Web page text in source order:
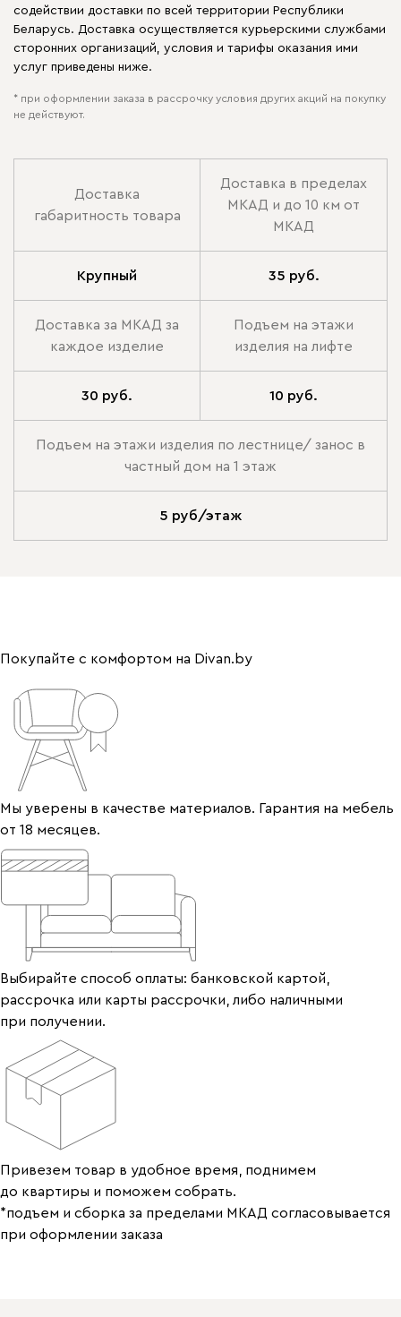
содействии доставки по всей территории Республики
Беларусь. Доставка осуществляется курьерскими службами
сторонних организаций, условия и тарифы оказания ими
услуг приведены ниже.
* при оформлении заказа в рассрочку условия других акций на покупку
не действуют.
Доставка
габаритность товара
Доставка в пределах
МКАД и до 10 км от
МКАД
Крупный 35 руб.
Доставка за МКАД за
каждое изделие
Подъем на этажи
изделия на лифте
30 руб. 10 руб.
Подъем на этажи изделия по лестнице/ занос в
частный дом на 1 этаж
5 руб/этаж
Покупайте с комфортом на Divan.by
Мы уверены в качестве материалов. Гарантия на мебель
от 18 месяцев.
Выбирайте способ оплаты: банковской картой,
рассрочка или карты рассрочки, либо наличными
при получении.
Привезем товар в удобное время, поднимем
до квартиры и поможем собрать.
*подъем и сборка за пределами МКАД согласовывается
при оформлении заказа